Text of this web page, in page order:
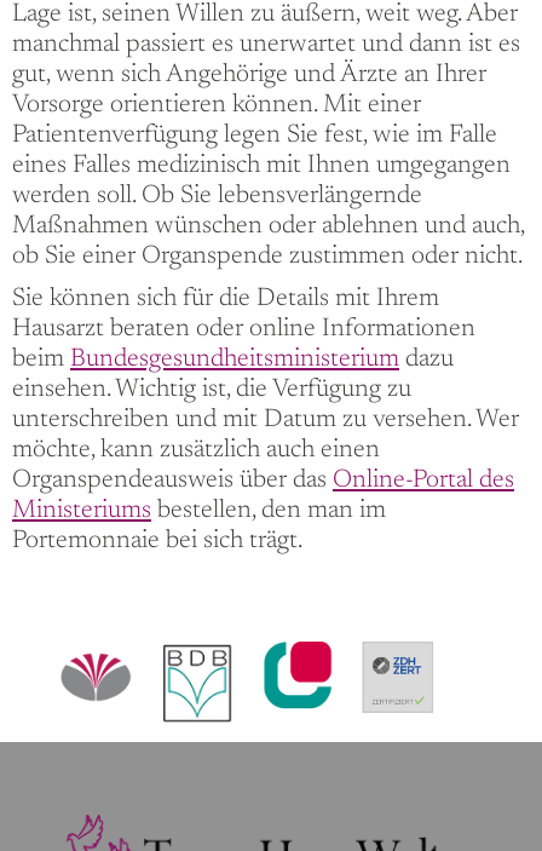
Lage ist, seinen Willen zu äußern, weit weg. Aber
manchmal passiert es unerwartet und dann ist es
gut, wenn sich Angehörige und Ärzte an Ihrer
Vorsorge orientieren können. Mit einer
Patientenverfügung legen Sie fest, wie im Falle
eines Falles medizinisch mit Ihnen umgegangen
werden soll. Ob Sie lebensverlängernde
Maßnahmen wünschen oder ablehnen und auch,
ob Sie einer Organspende zustimmen oder nicht.
Sie können sich für die Details mit Ihrem
Hausarzt beraten oder online Informationen
beim Bundesgesundheitsministerium dazu
einsehen. Wichtig ist, die Verfügung zu
unterschreiben und mit Datum zu versehen. Wer
möchte, kann zusätzlich auch einen
Organspendeausweis über das Online-Portal des
Ministeriums bestellen, den man im
Portemonnaie bei sich trägt.